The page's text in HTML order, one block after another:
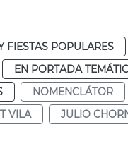
FIESTAS POPULARES
EN PORTADA
NOMENCLÁTOR
VILA JULIO